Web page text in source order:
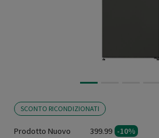
SCONTO RICONDIZIONATI
Prodotto Nuovo 399.99 -10%